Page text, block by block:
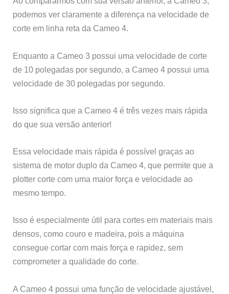
podemos ver claramente a diferença na velocidade de
corte em linha reta da Cameo 4.
Enquanto a Cameo 3 possui uma velocidade de corte
de 10 polegadas por segundo, a Cameo 4 possui uma
velocidade de 30 polegadas por segundo.
Isso significa que a Cameo 4 é três vezes mais rápida
do que sua versão anterior!
Essa velocidade mais rápida é possível graças ao
sistema de motor duplo da Cameo 4, que permite que a
plotter corte com uma maior força e velocidade ao
mesmo tempo.
Isso é especialmente útil para cortes em materiais mais
densos, como couro e madeira, pois a máquina
consegue cortar com mais força e rapidez, sem
comprometer a qualidade do corte.
A Cameo 4 possui uma função de velocidade ajustável,